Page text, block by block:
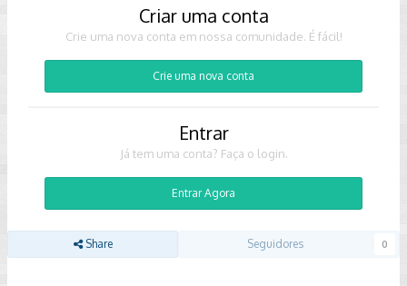
Criar uma conta
Crie uma nova conta em nossa comunidade. É fácil!
Crie uma nova conta
Entrar
Já tem uma conta? Faça o login.
Entrar Agora
Share Seguidores 0